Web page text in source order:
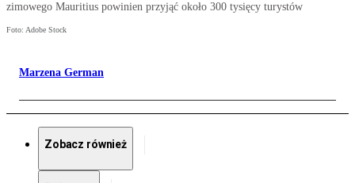
zimowego Mauritius powinien przyjąć około 300 tysięcy turystów
Foto: Adobe Stock
Marzena German
Zobacz również